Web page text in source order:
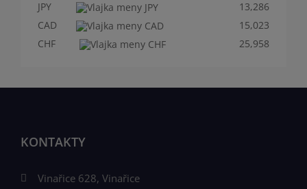
JPY
13,286
CAD
15,023
CHF
25,958
KONTAKTY
Vinařice 628, Vinařice